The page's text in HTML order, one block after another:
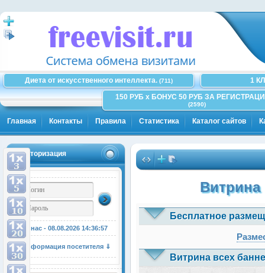
Диета от искусственного интеллекта. (711)
1
150 РУБ x БОНУС 50 РУБ ЗА
(2590)
Главная Контакты Правила Статистика Каталог сайтов
Авторизация
У нас - 08.08.2026 14:36:57
Информация посетителя ⇓
Витрина
Бесплатное
Витрина всех